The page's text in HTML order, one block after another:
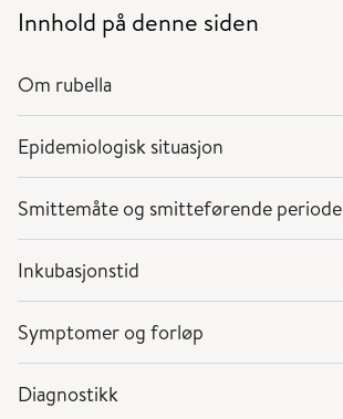
Innhold på denne siden
Om rubella
Epidemiologisk situasjon
Smittemåte og smitteførende periode
Inkubasjonstid
Symptomer og forløp
Diagnostikk